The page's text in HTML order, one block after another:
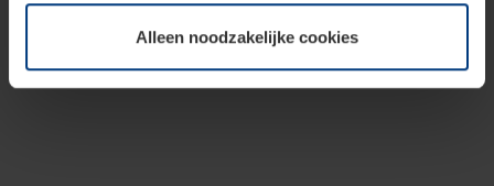
wijzigen of herroepen.Alleen noodzakelijke cookies